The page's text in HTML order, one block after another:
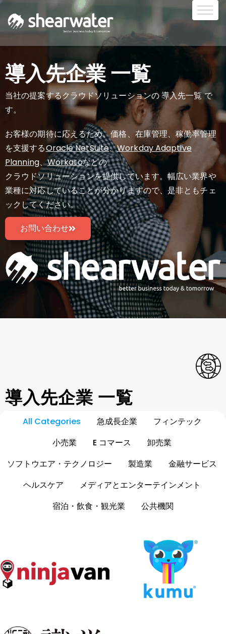
導入先企業 一覧
当社の提案するクラウドソリューションの 導入先一覧 で
す。
お客様の期待に応えるため、価格、在庫管理、稼働率管理
を支援するOracle NetSuite、Workday Adaptive
Planning、Workatoなどの
クラウドソリューションを提供しています。幅広い業界や
業種に対応していることが分かりますので、是非ともチェ
ックしてください。
お問い合わせ
導入先企業 一覧
All Categories 急成長企業
フィンテック
小売業
E コマース
卸売業
ソフトウエア・テクノロジー
製造業
金融サービス
ヘルスケア
メディアとエンターテインメント
宿泊・飲食・観光業
公共機関